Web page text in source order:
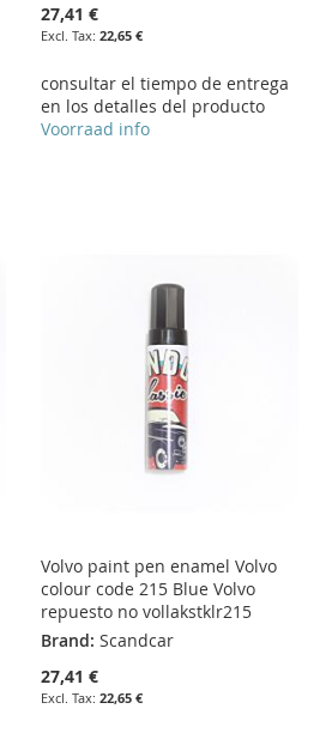
27,41 €
22,65 €
consultar el tiempo de entrega
en los detalles del producto
Voorraad info
Volvo paint pen enamel Volvo
colour code 215 Blue Volvo
repuesto no vollakstklr215
Brand: Scandcar
27,41 €
22,65 €